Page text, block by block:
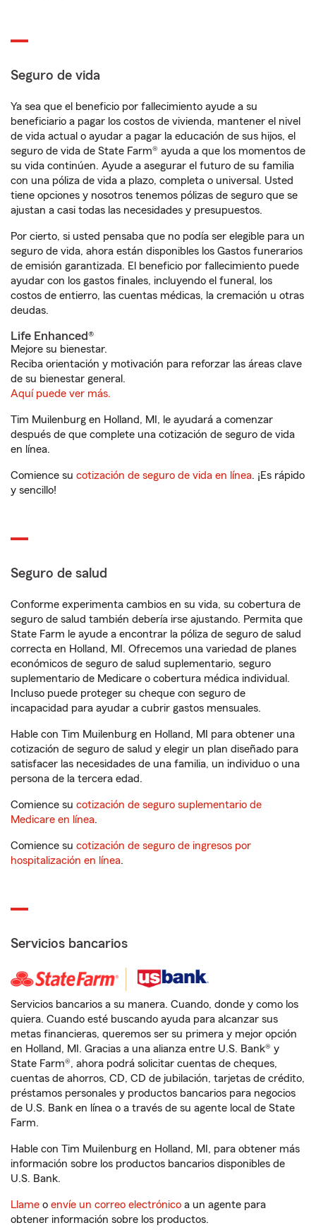
Seguro de vida
Ya sea que el beneficio por fallecimiento ayude a su
beneficiario a pagar los costos de vivienda, mantener el nivel
de vida actual o ayudar a pagar la educación de sus hijos, el
seguro de vida de State Farm® ayuda a que los momentos de
su vida continúen. Ayude a asegurar el futuro de su familia
con una póliza de vida a plazo, completa o universal. Usted
tiene opciones y nosotros tenemos pólizas de seguro que se
ajustan a casi todas las necesidades y presupuestos.
Por cierto, si usted pensaba que no podía ser elegible para un
seguro de vida, ahora están disponibles los Gastos funerarios
de emisión garantizada. El beneficio por fallecimiento puede
ayudar con los gastos finales, incluyendo el funeral, los
costos de entierro, las cuentas médicas, la cremación u otras
deudas.
Life Enhanced®
Mejore su bienestar.
Reciba orientación y motivación para reforzar las áreas clave
de su bienestar general.
Aquí puede ver más.
Tim Muilenburg en Holland, MI, le ayudará a comenzar
después de que complete una cotización de seguro de vida
en línea.
Comience su cotización de seguro de vida en línea. ¡Es rápido
y sencillo!
Seguro de salud
Conforme experimenta cambios en su vida, su cobertura de
seguro de salud también debería irse ajustando. Permita que
State Farm le ayude a encontrar la póliza de seguro de salud
correcta en Holland, MI. Ofrecemos una variedad de planes
económicos de seguro de salud suplementario, seguro
suplementario de Medicare o cobertura médica individual.
Incluso puede proteger su cheque con seguro de
incapacidad para ayudar a cubrir gastos mensuales.
Hable con Tim Muilenburg en Holland, MI para obtener una
cotización de seguro de salud y elegir un plan diseñado para
satisfacer las necesidades de una familia, un individuo o una
persona de la tercera edad.
Comience su cotización de seguro suplementario de
Medicare en línea.
Comience su cotización de seguro de ingresos por
hospitalización en línea.
Servicios bancarios
Servicios bancarios a su manera. Cuando, donde y como los
quiera. Cuando esté buscando ayuda para alcanzar sus
metas financieras, queremos ser su primera y mejor opción
en Holland, MI. Gracias a una alianza entre U.S. Bank® y
State Farm®, ahora podrá solicitar cuentas de cheques,
cuentas de ahorros, CD, CD de jubilación, tarjetas de crédito,
préstamos personales y productos bancarios para negocios
de U.S. Bank en línea o a través de su agente local de State
Farm.
Hable con Tim Muilenburg en Holland, MI, para obtener más
información sobre los productos bancarios disponibles de
U.S. Bank.
Llame o envíe un correo electrónico a un agente para
obtener información sobre los productos.